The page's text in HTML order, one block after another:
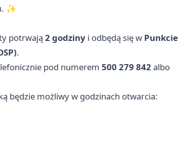
✨
potrwają 2 godziny i odbędą się w Punkcie
.
pod numerem 500 279 842 albo
będzie możliwy w godzinach otwarcia: